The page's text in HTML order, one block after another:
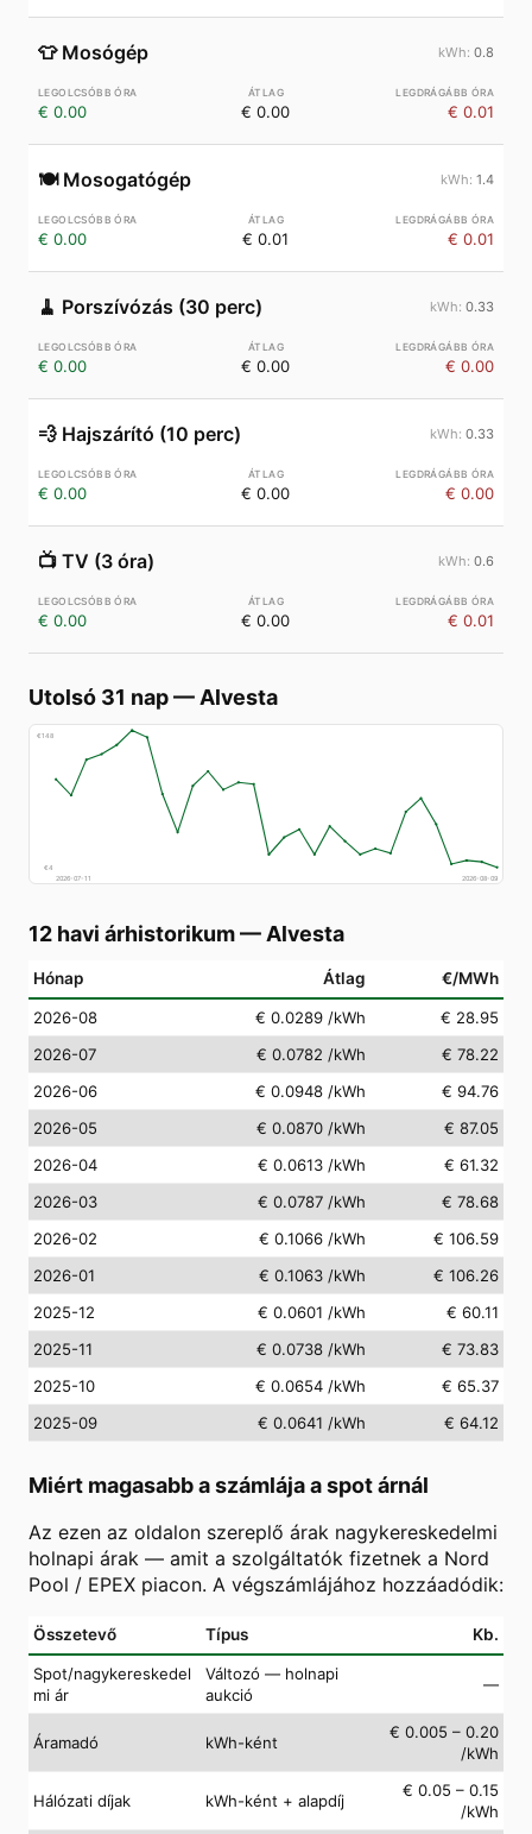
👕 Mosógép 0.8
€ 0.00 € 0.00 € 0.01
🍽️ Mosogatógép 1.4
€ 0.00 € 0.01 € 0.01
🧹 Porszívózás (30 perc) 0.33
€ 0.00 € 0.00 € 0.00
💨 Hajszárító (10 perc) 0.33
€ 0.00 € 0.00 € 0.00
📺 TV (3 óra) 0.6
€ 0.00 € 0.00 € 0.01
Utolsó 31 nap— Alvesta
€148
€4
2026-07-11
2026-08-09
12 havi árhistorikum— Alvesta
Hónap Átlag €/MWh
2026-08 € 0.0289 /kWh
€ 28.95
2026-07
€ 0.0782 /kWh
€ 78.22
2026-06
€ 0.0948 /kWh
€ 94.76
2026-05
€ 0.0870 /kWh
€ 87.05
2026-04
€ 0.0613 /kWh
€ 61.32
2026-03
€ 0.0787 /kWh
€ 78.68
2026-02
€ 0.1066 /kWh
€ 106.59
2026-01
€ 0.1063 /kWh
€ 106.26
2025-12
€ 0.0601 /kWh
€ 60.11
2025-11
€ 0.0738 /kWh
€ 73.83
2025-10
€ 0.0654 /kWh
€ 65.37
2025-09
€ 0.0641 /kWh € 64.12
Miért magasabb a számlája a spot árnál
Az ezen az oldalon szereplő árak nagykereskedelmi
holnapi árak — amit a szolgáltatók fizetnek a Nord
Pool / EPEX piacon. A végszámlájához hozzáadódik:
Összetevő Típus Kb.
Spot/nagykereskedel
mi ár
Változó — holnapi
aukció
—
Áramadó kWh-ként
€ 0.005 – 0.20
/kWh
Hálózati díjak kWh-ként + alapdíj
€ 0.05 – 0.15
/kWh